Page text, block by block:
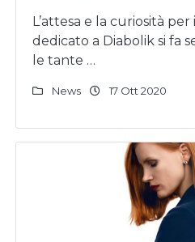
L’attesa e la curiosità
dedicato a Diabolik si fa
le tante …
News 17 Ott 2020